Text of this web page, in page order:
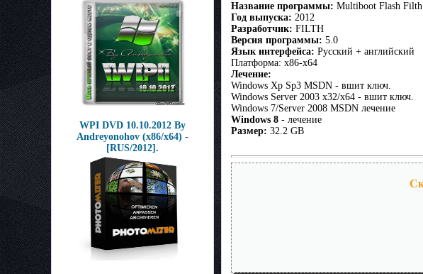
WPI DVD 10.10.2012 By
Andreyonohov (x86/x64) -
[RUS/2012].
Название программы: Multiboot Flash
Год выпуска: 2012
Разработчик: FILTH
Версия программы: 5.0
Язык интерфейса: Русский + английский
Платформа: x86-x64
Лечение:
Windows Xp Sp3 MSDN - вшит ключ.
Windows Server 2003 x32/x64 - вшит ключ.
Windows 7/Server 2008 MSDN лечение
Windows 8 - лечение
Размер: 32.2 GB